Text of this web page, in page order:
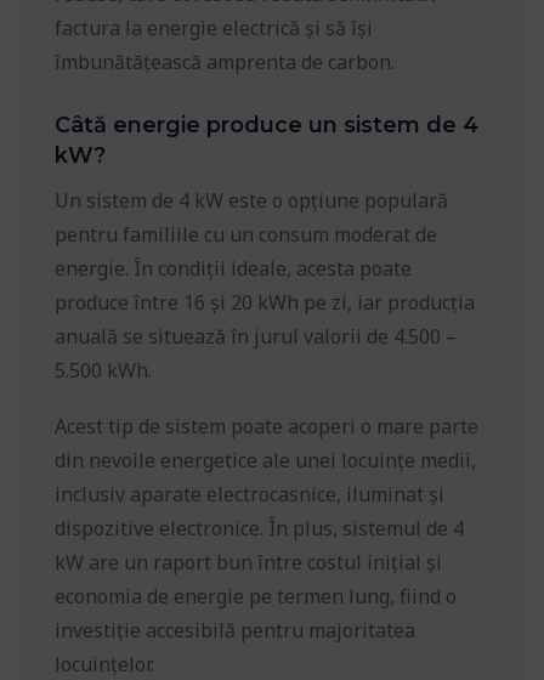
factura la energie electrică și să își
îmbunătățească amprenta de carbon.
Câtă energie produce un sistem de 4
kW?
Un sistem de 4 kW este o opțiune populară
pentru familiile cu un consum moderat de
energie. În condiții ideale, acesta poate
produce între 16 și 20 kWh pe zi, iar producția
anuală se situează în jurul valorii de 4.500 –
5.500 kWh.
Acest tip de sistem poate acoperi o mare parte
din nevoile energetice ale unei locuințe medii,
inclusiv aparate electrocasnice, iluminat și
dispozitive electronice. În plus, sistemul de 4
kW are un raport bun între costul inițial și
economia de energie pe termen lung, fiind o
investiție accesibilă pentru majoritatea
locuințelor.